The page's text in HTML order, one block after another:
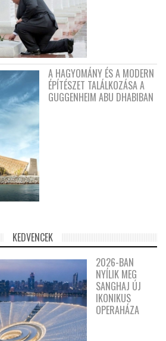
A HAGYOMÁNY ÉS A MODERN
ÉPÍTÉSZET TALÁLKOZÁSA A
GUGGENHEIM ABU DHABIBAN
KEDVENCEK
2026-BAN
NYÍLIK MEG
SANGHAJ ÚJ
IKONIKUS
OPERAHÁZA